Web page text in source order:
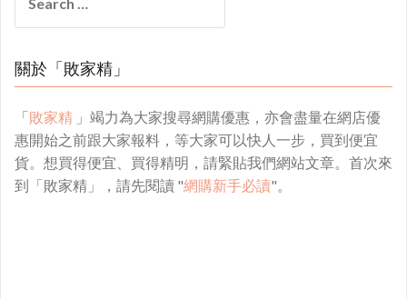
for:
關於「敗家精」
「敗家精 」竭力為大家搜尋網購優惠，亦會盡量在網店優
惠開始之前跟大家報料，等大家可以快人一步，買到便宜
貨。想買得便宜、買得精明，請緊貼我們網站文章。首次來
到「敗家精」，請先閱讀 "網購新手必讀"。